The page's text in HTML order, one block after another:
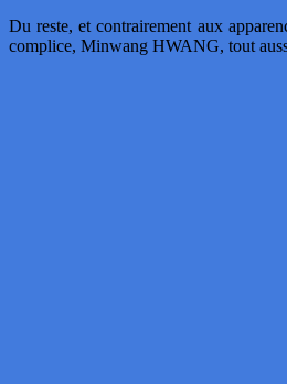
Du reste, et contrairement aux
complice, Minwang HWANG, tout